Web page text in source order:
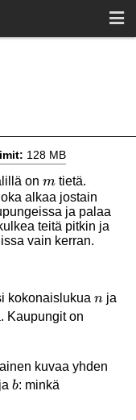
128 MB
on m
mtietä.
alkaa jostain
ja palaa
teitä pitkin ja
vain kerran.
kokonaislukua n
njam
Kaupungit on
kuvaa yhden
ja b
b: minkä